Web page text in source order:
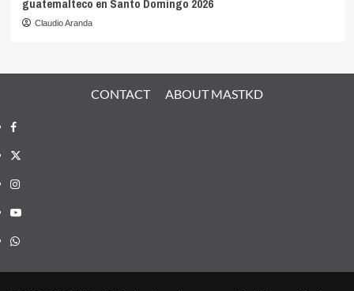
guatemalteco en Santo Domingo 2026
Claudio Aranda
CONTACT ABOUT MASTKD
Facebook
X
Instagram
YouTube
Whatsapp